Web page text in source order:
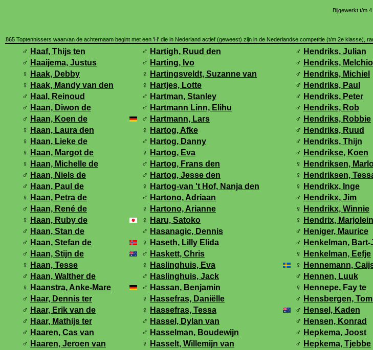
Bijgewerkt t/m
865 Toptennissers waarvan de achternaam begint met een 'H' die in Nederland actief (geweest) zijn in de Nederlandse competitie (t/m 2e klasse),
♂ Haaf, Thijs ten
♂ Haaijema, Justus
♀ Haak, Debby
♀ Haak, Mandy van den
♂ Haal, Reinoud
♂ Haan, Diwon de
♂ Haan, Koen de
♀ Haan, Laura den
♀ Haan, Lieke de
♀ Haan, Margot de
♀ Haan, Michelle de
♂ Haan, Niels de
♂ Haan, Paul de
♀ Haan, Petra de
♂ Haan, René de
♀ Haan, Ruby de
♂ Haan, Stan de
♂ Haan, Stefan de
♂ Haan, Stijn de
♀ Haan, Tesse
♂ Haan, Walther de
♀ Haanstra, Anke-Mare
♂ Haar, Dennis ter
♂ Haar, Erik van de
♂ Haar, Mathijs ter
♂ Haaren, Cas van
♂ Haaren, Jeroen van
♂ Hartigh, Ruud den
♂ Harting, Ivo
♀ Hartingsveldt, Suzanne van
♀ Hartjes, Lotte
♂ Hartman, Stanley
♂ Hartmann Linn, Elihu
♂ Hartmann, Lars
♀ Hartog, Afke
♂ Hartog, Danny
♀ Hartog, Eva
♂ Hartog, Frans den
♂ Hartog, Jesse den
♀ Hartog-van 't Hof, Nanja den
♂ Hartono, Adriaan
♀ Hartono, Arianne
♀ Haru, Satoko
♂ Hasanagic, Dennis
♀ Haseth, Lilly Elida
♂ Haskett, Chris
♀ Haslinghuis, Eva
♂ Haslinghuis, Jack
♂ Hassan, Benjamin
♀ Hassefras, Daniëlle
♀ Hassefras, Tessa
♂ Hassel, Dylan van
♂ Hasselman, Boudewijn
♀ Hasselt, Willemijn van
♂ Hendriks, Julian
♂ Hendriks,
♂ Hendriks, Michiel
♂ Hendriks, Paul
♂ Hendriks, Peter
♂ Hendriks, Rob
♂ Hendriks, Robbie
♂ Hendriks, Ruud
♂ Hendriks, Thijn
♂ Hendrikse, Koen
♀ Hendriksen,
♀ Hendriksen,
♀ Hendrikx, Inge
♂ Hendrikx, Jim
♀ Hendrikx, Winnie
♀ Hendrix, Marjolein
♂ Heniger, Maurice
♂ Henkelman, Bart-
♀ Henkelman, Eefje
♀ Hennemann,
♂ Hennen, Luuk
♀ Hennepe, Fay te
♂ Hensbergen,
♂ Hensel, Kaden
♂ Hensen, Konrad
♂ Hepkema, Joost
♂ Hepkema, Tjebbe